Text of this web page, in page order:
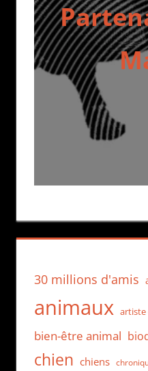
30 millions d'amis
animaux artiste
bien-être animal
chien chiens